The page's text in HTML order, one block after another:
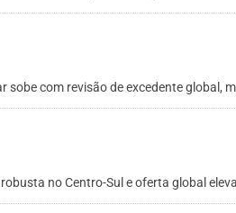
sobe com revisão de excedente global,
no Centro-Sul e oferta global